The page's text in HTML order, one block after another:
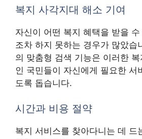
복지 사각지대 해소 기여
자신이 어떤 복지 혜택을 받을
조차 하지 못하는 경우가 많았습
의 맞춤형 검색 기능은 이러한
인 국민들이 자신에게 필요한 서
도록 돕습니다.
시간과 비용 절약
복지 서비스를 찾아다니는 데 드